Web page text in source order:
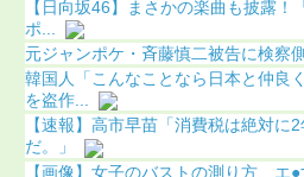
【日向坂46】まさかの楽曲も披露
ポ...
元ジャンポケ・斉藤慎二被告に検察
韓国人「こんなことなら日本と仲良
を盗作...
【速報】高市早苗「消費税は絶対に
だ。」
【画像】女子のバストの測り方、エ